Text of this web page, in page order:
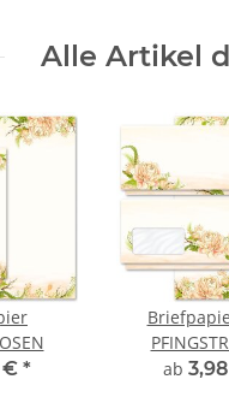
Alle Artikel
€ *
ab